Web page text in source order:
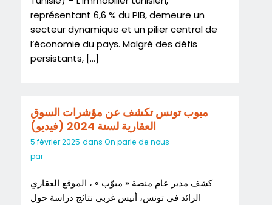
représentant 6,6 % du PIB, demeure un
secteur dynamique et un pilier central de
l’économie du pays. Malgré des défis
persistants, […]
مبوب تونس تكشف عن مؤشرات السوق
العقارية لسنة 2024 (فيديو)
5 février 2025 dans On parle de nous
par
كشف مدير عام منصة « مبوّب » ، الموقع العقاري
الرائد في تونس، أنيس غربي نتائج دراسة حول